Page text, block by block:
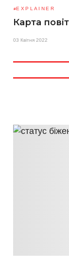
EXPLAINER
Карта
03 Квітня 2022